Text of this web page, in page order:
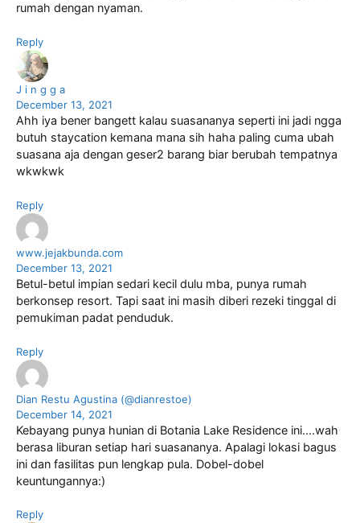
rumah dengan nyaman.
Reply
J i n g g a
December 13, 2021
Ahh iya bener bangett kalau suasananya seperti ini jadi ngga
butuh staycation kemana mana sih haha paling cuma ubah
suasana aja dengan geser2 barang biar berubah tempatnya
wkwkwk
Reply
www.jejakbunda.com
December 13, 2021
Betul-betul impian sedari kecil dulu mba, punya rumah
berkonsep resort. Tapi saat ini masih diberi rezeki tinggal di
pemukiman padat penduduk.
Reply
Dian Restu Agustina (@dianrestoe)
December 14, 2021
Kebayang punya hunian di Botania Lake Residence ini….wah
berasa liburan setiap hari suasananya. Apalagi lokasi bagus
ini dan fasilitas pun lengkap pula. Dobel-dobel
keuntungannya:)
Reply